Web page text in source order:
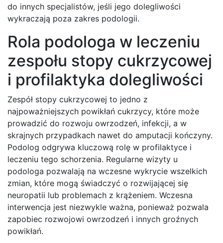
do innych specjalistów, jeśli jego dolegliwości
wykraczają poza zakres podologii.
Rola podologa w leczeniu
zespołu stopy cukrzycowej
i profilaktyka dolegliwości
Zespół stopy cukrzycowej to jedno z
najpoważniejszych powikłań cukrzycy, które może
prowadzić do rozwoju owrzodzeń, infekcji, a w
skrajnych przypadkach nawet do amputacji kończyny.
Podolog odgrywa kluczową rolę w profilaktyce i
leczeniu tego schorzenia. Regularne wizyty u
podologa pozwalają na wczesne wykrycie wszelkich
zmian, które mogą świadczyć o rozwijającej się
neuropatii lub problemach z krążeniem. Wczesna
interwencja jest niezwykle ważna, ponieważ pozwala
zapobiec rozwojowi owrzodzeń i innych groźnych
powikłań.